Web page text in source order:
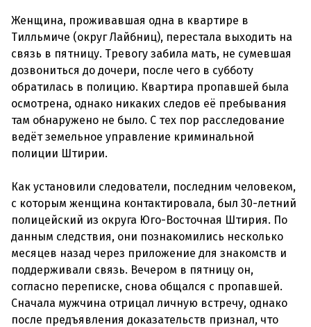
Женщина, проживавшая одна в квартире в
Тилльмиче (округ Лайбниц), перестала выходить на
связь в пятницу. Тревогу забила мать, не сумевшая
дозвониться до дочери, после чего в субботу
обратилась в полицию. Квартира пропавшей была
осмотрена, однако никаких следов её пребывания
там обнаружено не было. С тех пор расследование
ведёт земельное управление криминальной
полиции Штирии.
Как установили следователи, последним человеком,
с которым женщина контактировала, был 30-летний
полицейский из округа Юго-Восточная Штирия. По
данным следствия, они познакомились несколько
месяцев назад через приложение для знакомств и
поддерживали связь. Вечером в пятницу он,
согласно переписке, снова общался с пропавшей.
Сначала мужчина отрицал личную встречу, однако
после предъявления доказательств признал, что